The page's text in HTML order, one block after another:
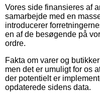
Vores side finansieres af
samarbejde med en
introducerer
en af de besøgende på
ordre.
Fakta om varer og
men det er umuligt for os
der potentielt er
opdaterede sidens data.